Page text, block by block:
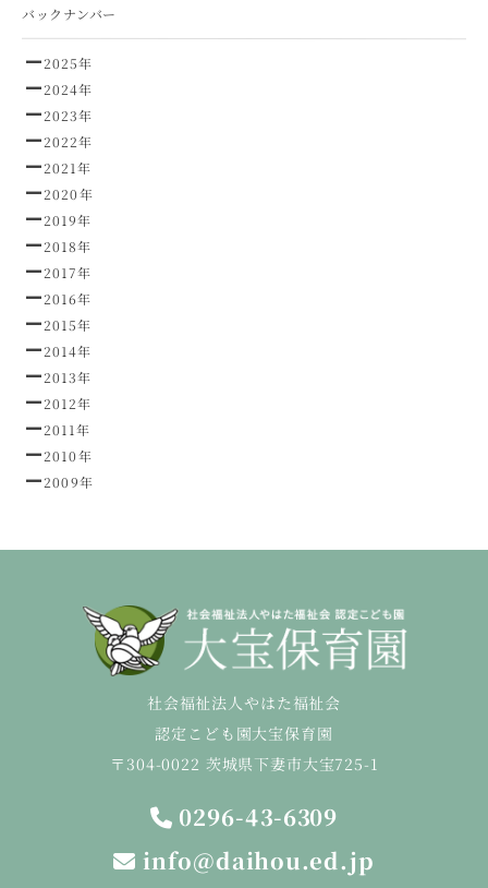
バックナンバー
2025年
2024年
2023年
2022年
2021年
2020年
2019年
2018年
2017年
2016年
2015年
2014年
2013年
2012年
2011年
2010年
2009年
社会福祉法人やはた福祉会
認定こども園大宝保育園
〒304-0022 茨城県下妻市大宝725-1
0296-43-6309
info@daihou.ed.jp